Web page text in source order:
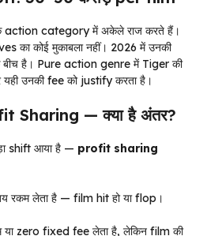
category में अकेले राज करते हैं।
का कोई मुकाबला नहीं। 2026 में उनकी
है। Pure action genre में Tiger की
उनकी fee को justify करता है।
Sharing — क्या है अंतर?
shift आया है — profit sharing
रकम लेता है — film hit हो या flop।
zero fixed fee लेता है, लेकिन film की